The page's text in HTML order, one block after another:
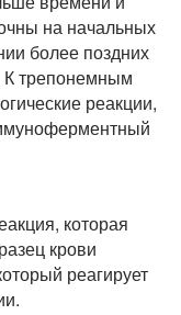
на начальных
более поздних
К трепонемным
реакции,
которая
крови
реагирует